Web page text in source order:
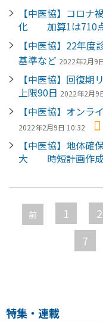
【中医協】コロナ
化 加算1は710
【中医協】22年
基準など 2022年2月9
【中医協】回復
上限90日 2022年2月9
【中医協】オンラ
2022年2月9日 10:32
【中医協】地体確
大 時短計画作成
ペ
ー
ジ
前 1 2
7
特集・連載